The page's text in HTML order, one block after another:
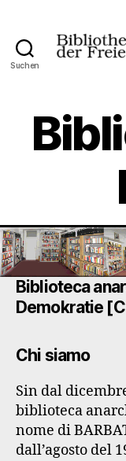
Suchen
Biblioteca
Demokratie
Chi siamo
Sin dal
biblioteca
nome di
dall’agosto del